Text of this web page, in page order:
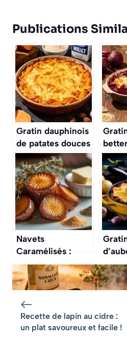
Publications
Gratin dauphinois
de patates douces
: recette
savoureuse
facile
Navets
Caramélisés :
recette Facile et
Rapide
Recette de lapin au cidre :
un plat savoureux et facile !